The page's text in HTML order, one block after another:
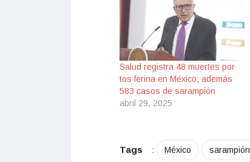
Salud registra 48 muertes por
tos ferina en México; además
583 casos de sarampión
abril 29, 2025
Tags : México sarampión